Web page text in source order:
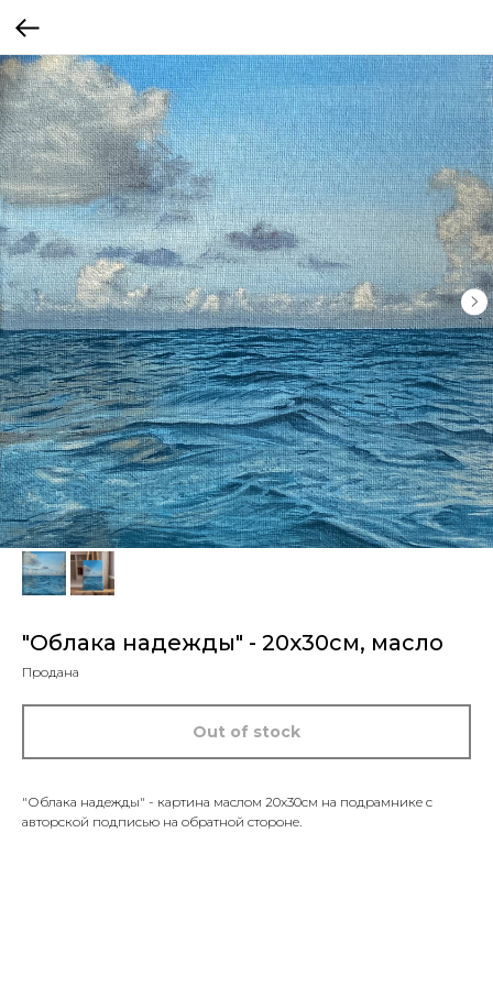
"Облака надежды" - 20x30см, масло
Продана
Out of stock
"Облака надежды" - картина маслом 20x30см на подрамнике с
авторской подписью на обратной стороне.